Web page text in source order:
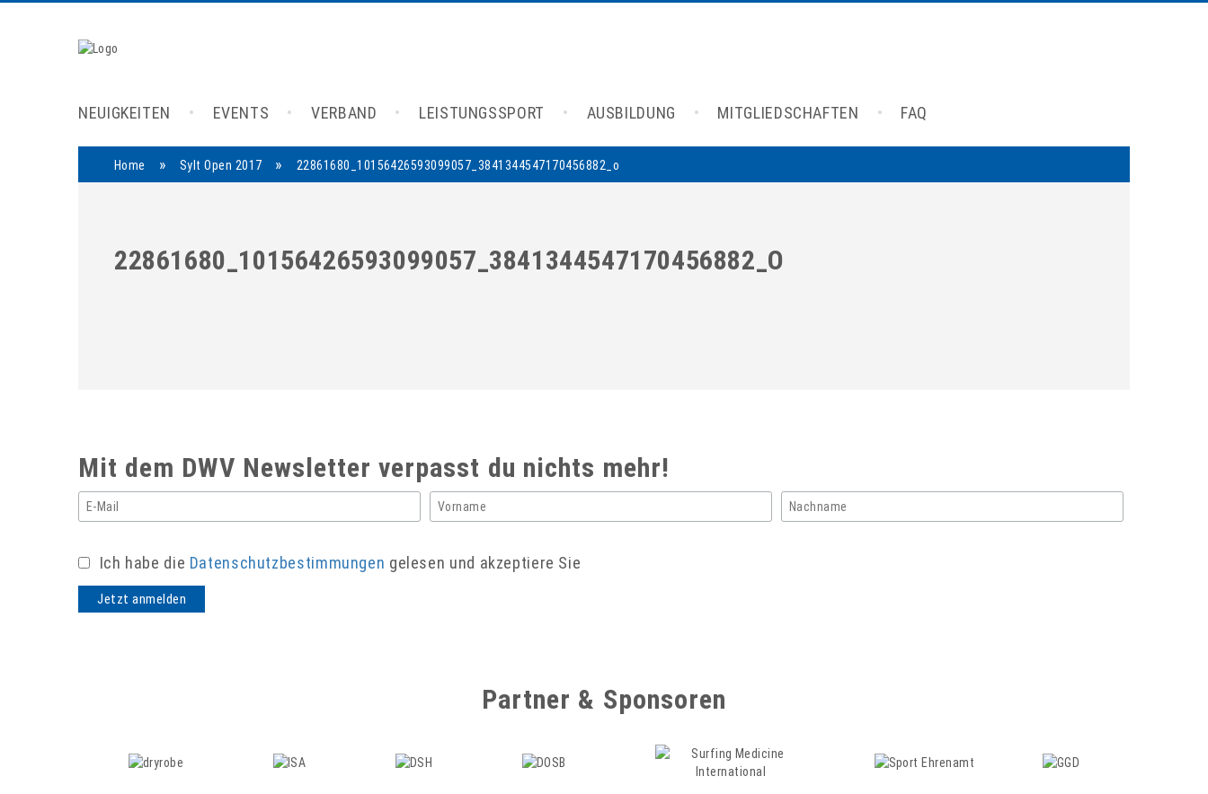
NEUIGKEITEN EVENTS VERBAND LEISTUNGSSPORT AUSBILDUNG MITGLIEDSCHAFTEN FAQ
Home » Sylt Open 2017 » 22861680_10156426593099057_3841344547170456882_o
22861680_10156426593099057_3841344547170456882_O
Mit dem DWV Newsletter verpasst du nichts mehr!
Ich habe die Datenschutzbestimmungen gelesen und akzeptiere Sie
Partner & Sponsoren